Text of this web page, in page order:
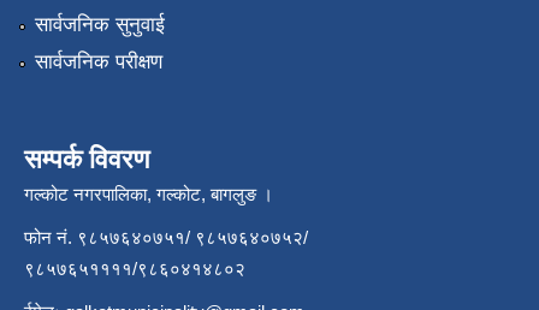
सार्वजनिक सुनुवाई
सार्वजनिक परीक्षण
सम्पर्क विवरण
गल्कोट नगरपालिका, गल्कोट, बागलुङ ।
फोन नं. ९८५७६४०७५१/ ९८५७६४०७५२/
९८५७६५११११/९८६०४१४८०२